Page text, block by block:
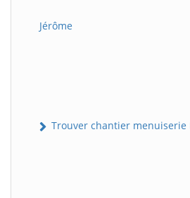
Jérôme
Trouver chantier menuiserie